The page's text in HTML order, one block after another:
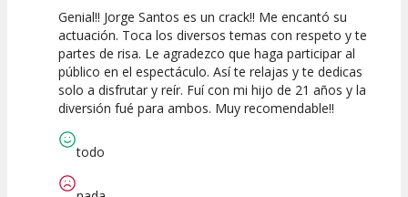
10
Calidad del
Espectáculo
10
Puesta en
Escena
10
Interpretación
artística
Genial!! Jorge Santos es un crack!! Me encantó su
actuación. Toca los diversos temas con respeto y te
partes de risa. Le agradezco que haga participar al
público en el espectáculo. Así te relajas y te dedicas
solo a disfrutar y reír. Fuí con mi hijo de 21 años y la
diversión fué para ambos. Muy recomendable!!
todo